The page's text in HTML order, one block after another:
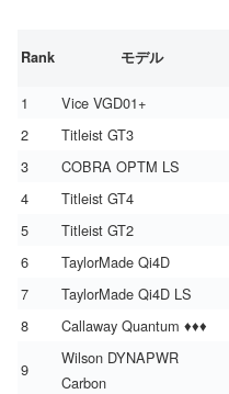
Rank モデル
1 Vice VGD01+
2
Titleist GT3
3
COBRA OPTM LS
4
Titleist GT4
5
Titleist GT2
6
TaylorMade Qi4D
7
TaylorMade Qi4D LS
8
Callaway Quantum ♦♦♦
9
Wilson DYNAPWR
Carbon